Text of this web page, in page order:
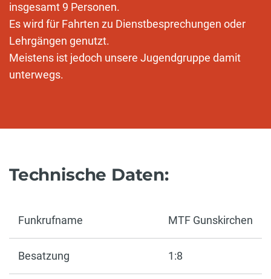
insgesamt 9 Personen.
Es wird für Fahrten zu Dienstbesprechungen oder
Lehrgängen genutzt.
Meistens ist jedoch unsere Jugendgruppe damit
unterwegs.
Technische Daten:
Funkrufname MTF Gunskirchen
Besatzung 1:8